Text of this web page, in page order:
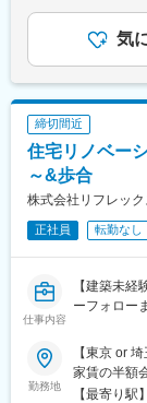
気
締切間近
住宅リノベー
～&歩合
株式会社リフレック
正社員 転勤なし
仕事内容
【建築未
ーフォロー
勤務地
【東京 or
家賃の半額
ス＞草加
【最寄り駅】